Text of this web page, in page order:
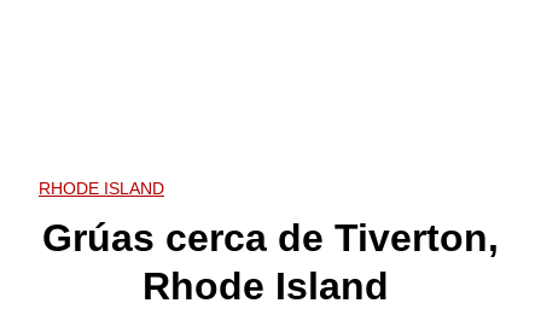
RHODE ISLAND
Grúas cerca de Tiverton,
Rhode Island